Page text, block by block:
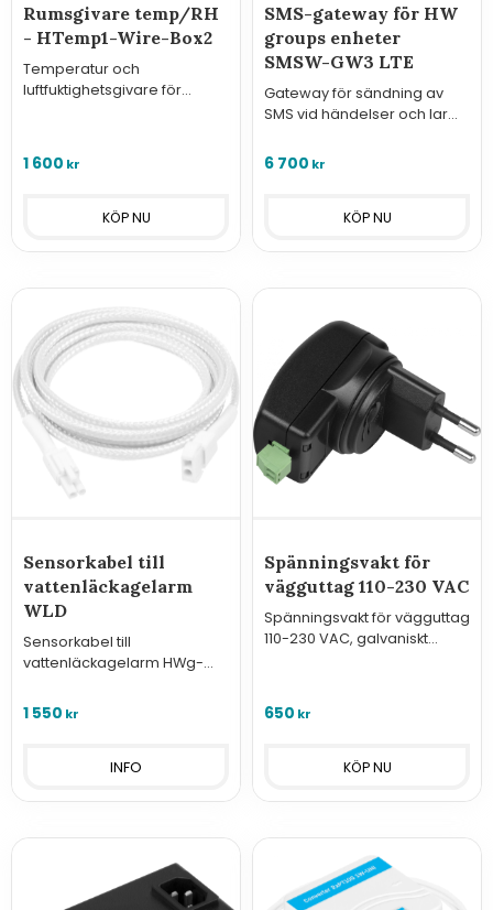
Rumsgivare temp/RH
- HTemp1-Wire-Box2
Temperatur och
luftfuktighetsgivare för
group.
1 600 kr
SMS-gateway för HW
groups enheter
SMSW-GW3 LTE
Gateway för sändning av
SMS vid händelser och larm
styr- och
6 700 kr
Sensorkabel till
vattenläckagelarm
WLD
Sensorkabel till
vattenläckagelarm HWg-
SD-WLD.
1 550 kr
INFO
Spänningsvakt för
vägguttag 110-230 VAC
Spänningsvakt för vägguttag
110-230 VAC, galvaniskt
650 kr